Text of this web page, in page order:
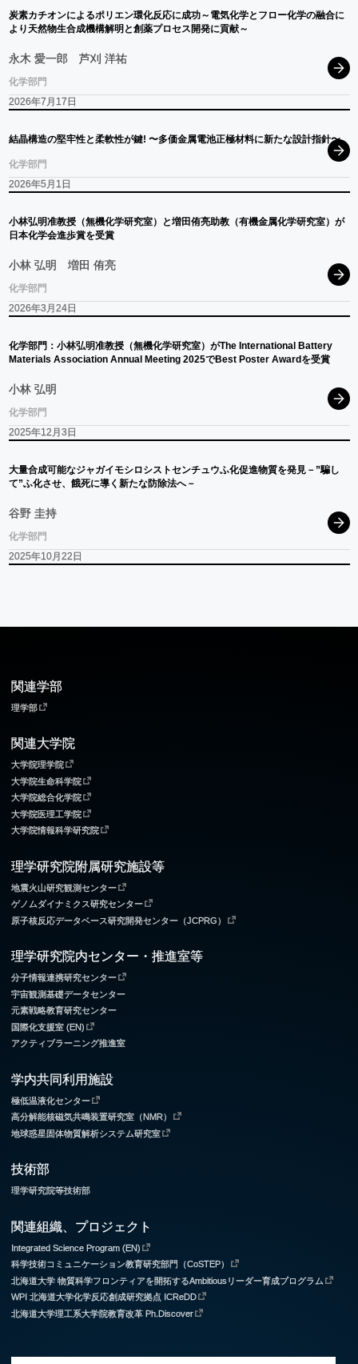
炭素カチオンによるポリエン環化反応に成功～ 電気化学と フロー化学の融合に
より 天然物生合成機構解明と創薬プロセス開発に貢献～
永木 愛一郎 芦刈 洋祐
化学部門
2026年7月17日
結晶構造の堅牢性と柔軟性が鍵! 〜多価金属電池正極材料に新たな設計指針〜
化学部門
2026年5月1日
小林弘明准教授（無機化学研究室） と増田侑亮助教（有機金属化学研究室） が
日本化学会進歩賞を受賞
小林 弘明 増田 侑亮
化学部門
2026年3月24日
化学部門： 小林弘明准教授（無機化学研究室） がThe International Battery
Materials Association Annual Meeting 2025でBest Poster Awardを受賞
小林 弘明
化学部門
2025年12月3日
大量合成可能なジャガイモシロシストセンチュウふ化促進物質を発見－”騙し
て”ふ化させ、 餓死に導く 新たな防除法へ－
谷野 圭持
化学部門
2025年10月22日
関連学部
理学部
関連大学院
大学院理学院
大学院生命科学院
大学院総合化学院
大学院医理工学院
大学院情報科学研究院
理学研究院附属研究施設等
地震火山研究観測センター
ゲノムダイナミクス研究センター
原子核反応データベース研究開発センター（JCPRG）
理学研究院内センター・推進室等
分子情報連携研究センター
宇宙観測基礎データセンター
元素戦略教育研究センター
国際化支援室 (EN)
アクティブラーニング推進室
学内共同利用施設
極低温液化センター
高分解能核磁気共鳴装置研究室（NMR）
地球惑星固体物質解析システム研究室
技術部
理学研究院等技術部
関連組織、プロジェクト
Integrated Science Program (EN)
科学技術コミュニケーション教育研究部門（CoSTEP）
北海道大学 物質科学フロンティアを開拓するAmbitiousリーダー育成プログラム
WPI 北海道大学化学反応創成研究拠点 ICReDD
北海道大学理工系大学院教育改革 Ph.Discover